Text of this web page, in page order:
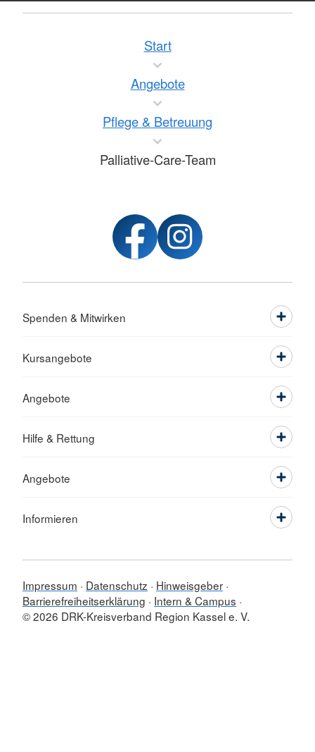
Start
Angebote
Pflege & Betreuung
Palliative-Care-Team
Spenden & Mitwirken
Kursangebote
Angebote
Hilfe & Rettung
Angebote
Informieren
Impressum Datenschutz
Hinweisgeber
Barrierefreiheitserklärung
Intern & Campus
© 2026 DRK-Kreisverband Region Kassel e. V.